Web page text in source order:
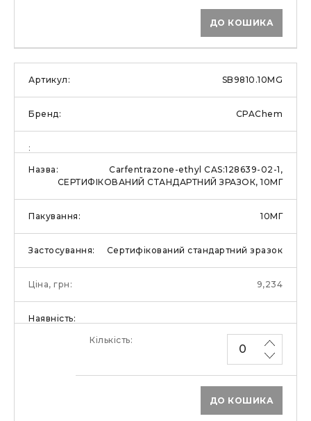
ДО КОШИКА
SB9810.10MG
CPAChem
Carfentrazone-ethyl CAS:128639-02-1,
СЕРТИФІКОВАНИЙ СТАНДАРТНИЙ ЗРАЗОК, 10МГ
10МГ
Сертифікований стандартний зразок
9,234
ДО КОШИКА